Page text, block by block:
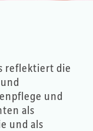
reflektiert die
und
als
und als